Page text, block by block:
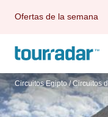
Ofertas de la semana
Circuitos Egipto / Circuitos